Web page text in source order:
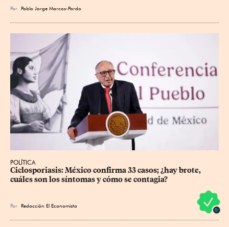
Por Pablo Jorge Marcos-Pardo
POLÍTICA
Ciclosporiasis: México confirma 33 casos; ¿hay brote,
cuáles son los síntomas y cómo se contagia?
Por Redacción El Economista